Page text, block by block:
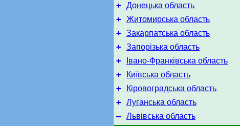
+ Донецька область
+ Житомирська область
+ Закарпатська область
+ Запорізька область
+ Івано-Франківська область
+ Київська область
+ Кіровоградська область
+ Луганська область
– Львівська область